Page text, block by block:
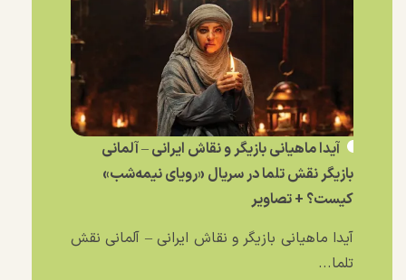
آیدا ماهیانی بازیگر و نقاش ایرانی – آلمانی
بازیگر نقش تلما در سریال «رویای نیمه‌شب»
کیست؟ + تصاویر
آیدا ماهیانی بازیگر و نقاش ایرانی – آلمانی نقش
تلما...